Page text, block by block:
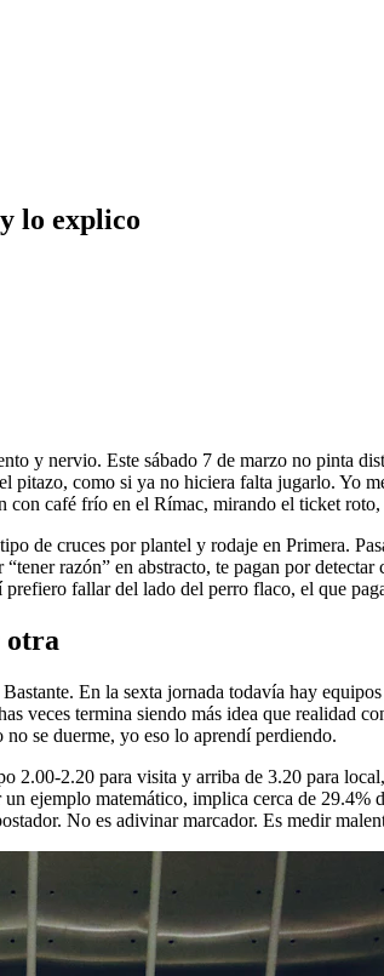
lo explico
y nervio. Este sábado 7 de marzo no pinta
pitazo, como si ya no hiciera falta jugarlo. Yo
con café frío en el Rímac, mirando el ticket
de cruces por plantel y rodaje en Primera.
razón” en abstracto, te pagan por
fallar del lado del perro flaco, el que
otra
En la sexta jornada todavía hay
veces termina siendo más idea que realidad
se duerme, yo eso lo aprendí perdiendo.
2.00-2.20 para visita y arriba de 3.20 para
ejemplo matemático, implica cerca de
No es adivinar marcador. Es medir